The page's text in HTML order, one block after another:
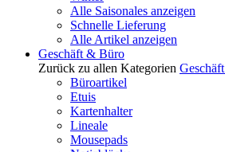
Alle Saisonales anzeigen
Schnelle Lieferung
Alle Artikel anzeigen
Geschäft & Büro
Zurück zu allen Kategorien
Büroartikel
Etuis
Kartenhalter
Lineale
Mousepads